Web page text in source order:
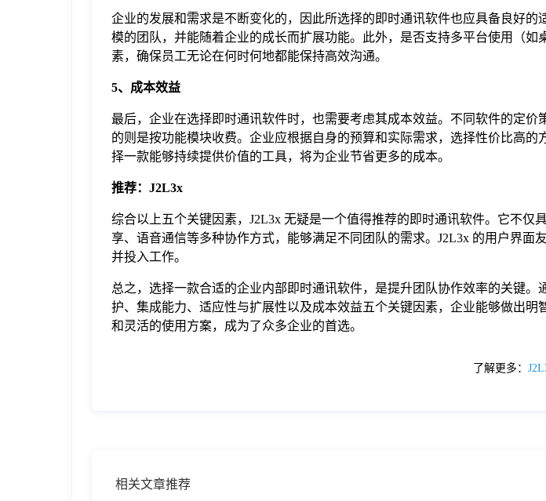
企业的发展和需求是不断变化的，因此所选择的即时通讯软件也应具备良好的
模的团队，并能随着企业的成长而扩展功能。此外，是否支持多平台使用（如
素，确保员工无论在何时何地都能保持高效沟通。
5、成本效益
最后，企业在选择即时通讯软件时，也需要考虑其成本效益。不同软件的定价
的则是按功能模块收费。企业应根据自身的预算和实际需求，选择性价比高的
择一款能够持续提供价值的工具，将为企业节省更多的成本。
推荐：J2L3x
综合以上五个关键因素，J2L3x 无疑是一个值得推荐的即时通讯软件。它不仅
享、语音通信等多种协作方式，能够满足不同团队的需求。J2L3x 的用户界面
并投入工作。
总之，选择一款合适的企业内部即时通讯软件，是提升团队协作效率的关键。
护、集成能力、适应性与扩展性以及成本效益五个关键因素，企业能够做出明
和灵活的使用方案，成为了众多企业的首选。
了解更多：
相关文章推荐